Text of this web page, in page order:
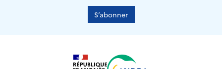
S’abonner